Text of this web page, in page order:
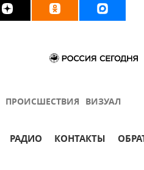
ПРОИСШЕСТВИЯ ВИЗУАЛ
РАДИО КОНТАКТЫ